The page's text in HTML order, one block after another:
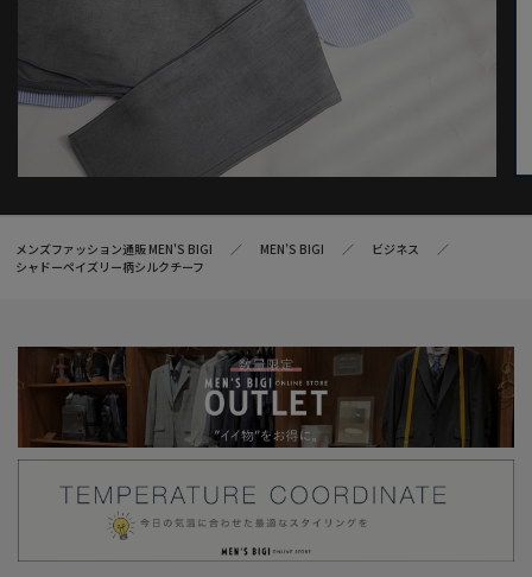
メンズファッション通販 MEN'S BIGI MEN’S BIGI
ビジネス
シャドーペイズリー柄シルクチーフ